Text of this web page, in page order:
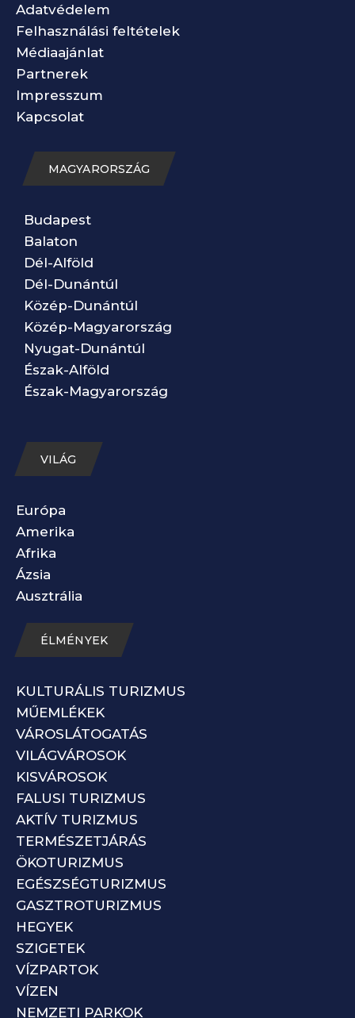
Adatvédelem
Felhasználási feltételek
Médiaajánlat
Partnerek
Impresszum
Kapcsolat
MAGYARORSZÁG
Budapest
Balaton
Dél-Alföld
Dél-Dunántúl
Közép-Dunántúl
Közép-Magyarország
Nyugat-Dunántúl
Észak-Alföld
Észak-Magyarország
VILÁG
Európa
Amerika
Afrika
Ázsia
Ausztrália
ÉLMÉNYEK
KULTURÁLIS TURIZMUS
MŰEMLÉKEK
VÁROSLÁTOGATÁS
VILÁGVÁROSOK
KISVÁROSOK
FALUSI TURIZMUS
AKTÍV TURIZMUS
TERMÉSZETJÁRÁS
ÖKOTURIZMUS
EGÉSZSÉGTURIZMUS
GASZTROTURIZMUS
HEGYEK
SZIGETEK
VÍZPARTOK
VÍZEN
NEMZETI PARKOK